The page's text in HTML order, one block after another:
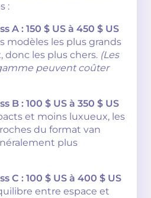
:
A : 150 $ US à 450 $ US
modèles les plus grands
donc les plus chers. (Les
peuvent coûter
B : 100 $ US à 350 $ US
et moins luxueux, les
du format van
plus
C : 100 $ US à 400 $ US
entre espace et